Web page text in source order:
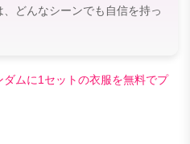
どんなシーンでも自信を持っ
ムに1セットの衣服を無料でプ